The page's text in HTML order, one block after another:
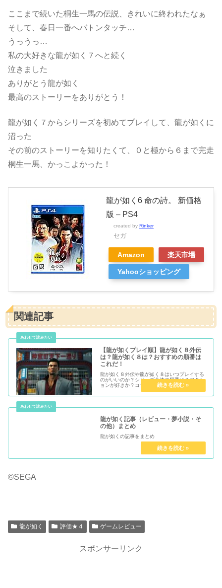
ここまで続いた桐生一馬の伝説、きれいに終われたなぁ
そして、春日一番へバトンタッチ…
うっうっ…
私の大好きな龍が如く７へと続く
泣きました
ありがとう龍が如く
最高のストーリーをありがとう！
龍が如く７からシリーズを初めてプレイして、龍が如くに
沼った
その前のストーリーを知りたくて、０と極から６まで完走
桐生一馬、かっこよかった！
龍が如く6 命の詩。 新価格
版 – PS4
created by Rinker
セガ
Amazon 楽天市場
Yahooショッピング
関連記事
【龍が如くプレイ順】龍が如く８外伝
は？龍が如く８は？おすすめの順番は
これだ！
龍が如く８外伝や龍が如く８はいつプレイする
のがいいのか？シリーズ全体の順番は？アクシ
ョンが好きか？コマンドが好きか？どんなスト
ーリーが好きか？それによって、龍が如くシリ
ーズのプレイ順が異なる！あなたがより楽しめ
龍が如く記事（レビュー・夢小説・そ
の他）まとめ
龍が如くの記事をまとめ
©SEGA
龍が如く 評価★４ ゲームレビュー
スポンサーリンク